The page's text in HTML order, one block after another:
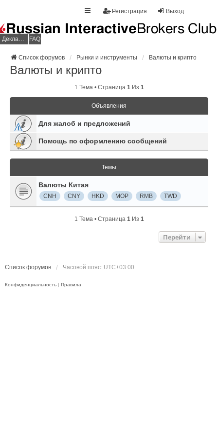
Выход
Регистрация
Декларация НДФЛ FAQ
Список форумов Рынки и инструменты Валюты и крипто
Валюты и крипто
1 Тема • Страница 1Из 1
Объявления
Для жалоб и предложений
Помощь по оформлению сообщений
Темы
Валюты Китая
CNH CNY HKD MOP RMB TWD
1 Тема • Страница 1Из 1
Перейти
Список форумов Часовой пояс: UTC+03:00
Конфиденциальность | Правила